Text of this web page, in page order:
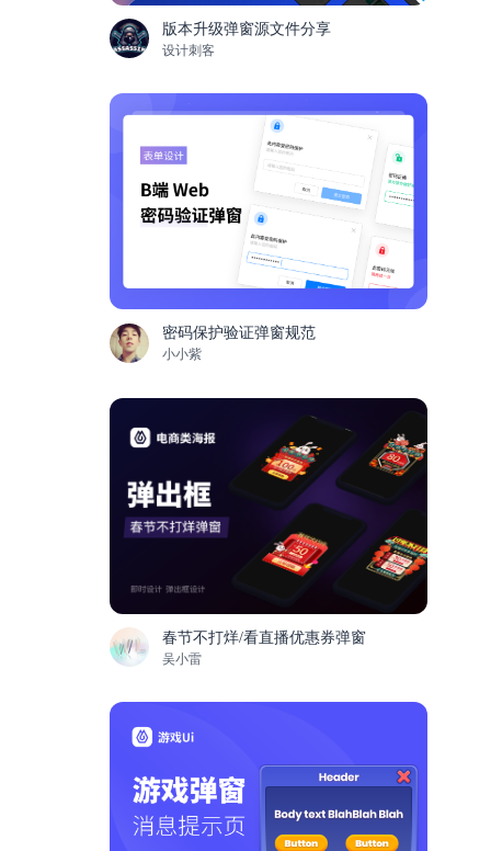
版本升级弹窗源文件分享
设计刺客
密码保护验证弹窗规范
小小紫
春节不打烊/看直播优惠券弹窗
吴小雷